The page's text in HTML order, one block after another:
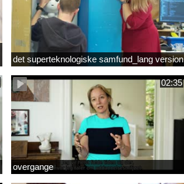
det superteknologiske samfund_lang version
02:35
overgange